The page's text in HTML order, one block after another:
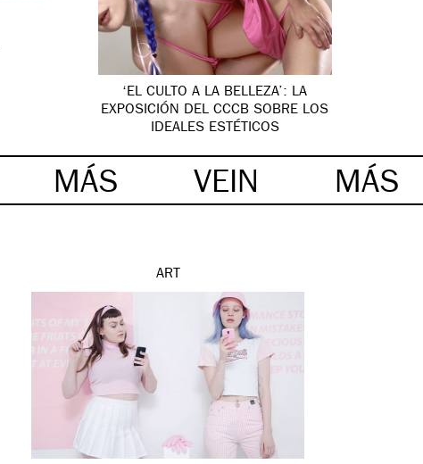
‘EL CULTO A LA BELLEZA’: LA
EXPOSICIÓN DEL CCCB SOBRE LOS
IDEALES ESTÉTICOS
MÁS VEIN MÁS
ART